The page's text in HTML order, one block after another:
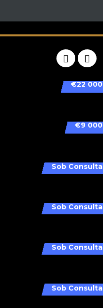
€22 000
€9 000
Sob Consulta
Sob Consulta
Sob Consulta
Sob Consulta